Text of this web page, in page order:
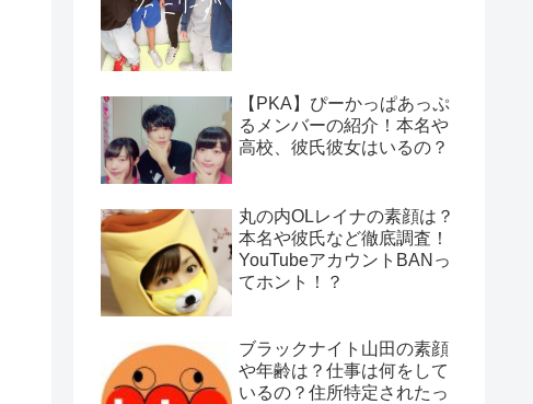
【PKA】ぴーかっぱあっぷ
るメンバーの紹介！本名や
高校、彼氏彼女はいるの？
丸の内OLレイナの素顔は？
本名や彼氏など徹底調査！
YouTubeアカウントBANっ
てホント！？
ブラックナイト山田の素顔
や年齢は？仕事は何をして
いるの？住所特定されたっ